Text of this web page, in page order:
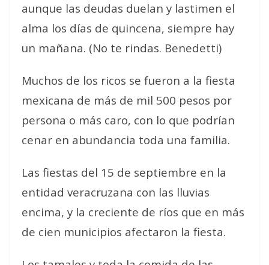
aunque las deudas duelan y lastimen el
alma los días de quincena, siempre hay
un mañana. (No te rindas. Benedetti)
Muchos de los ricos se fueron a la fiesta
mexicana de más de mil 500 pesos por
persona o más caro, con lo que podrían
cenar en abundancia toda una familia.
Las fiestas del 15 de septiembre en la
entidad veracruzana con las lluvias
encima, y la creciente de ríos que en más
de cien municipios afectaron la fiesta.